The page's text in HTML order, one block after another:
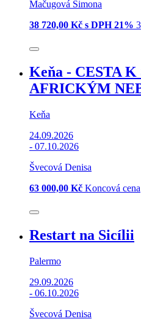
Mačugová Simona
38 720,00 Kč s DPH 21%
Keňa - CESTA K
AFRICKÝM
Keňa
24.09.2026
- 07.10.2026
Švecová Denisa
63 000,00 Kč Koncová cena
Restart na Sicílii
Palermo
29.09.2026
- 06.10.2026
Švecová Denisa